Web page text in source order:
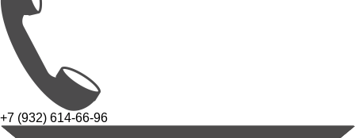
+7 (932) 614-66-96